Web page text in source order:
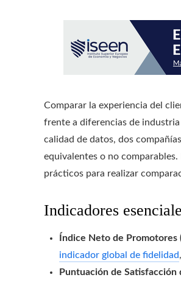
Comparar la experiencia del
frente a diferencias de
calidad de datos, dos
equivalentes o no
prácticos para realizar
Indicadores
Índice Neto de Promotores
indicador global de fidelidad
Puntuación de Satisfacción